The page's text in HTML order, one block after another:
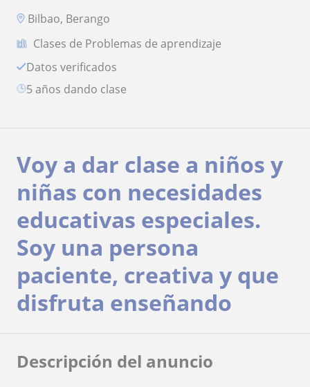
Bilbao, Berango
Clases de Problemas de aprendizaje
Datos verificados
5 años dando clase
Voy a dar clase a niños y
niñas con necesidades
educativas especiales.
Soy una persona
paciente, creativa y que
disfruta enseñando
Descripción del anuncio